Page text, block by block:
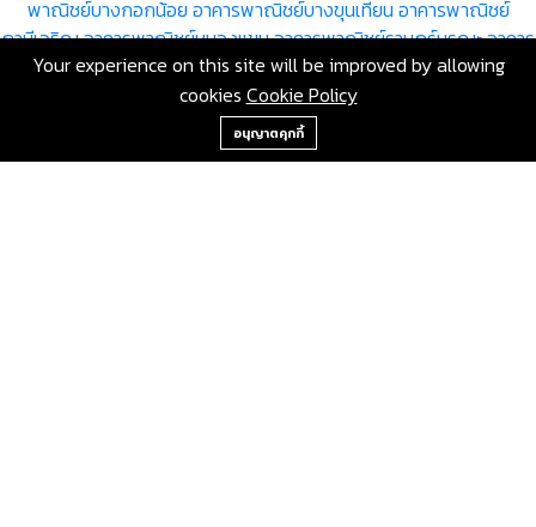
พาณิชย์บางกอกน้อย อาคารพาณิชย์บางขุนเทียน อาคารพาณิชย์
ภาษีเจริญอาคารพาณิชย์หนองแขมอาคารพาณิชย์ราษฎร์บูรณะอาคาร
พาณิชย์บางพลัดอาคารพาณิชย์ดินแดงอาคารพาณิชย์บึงกุ่มอาคาร
อาคารพาณิชย์บางซื่ออาคารพาณิชย์จตุจักร
อาคารพาณิชย์ประเวศ
อาคารพาณิชย์จอมทอง
+66-2-840-2224, 081-638-9190
Your experience on this site will be improved by allowing
cookies Cookie Policy
อนุญาตคุกกี้